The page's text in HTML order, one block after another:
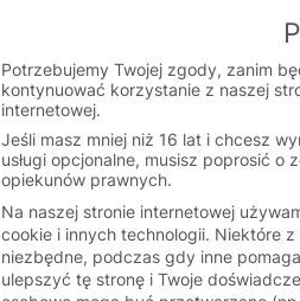
You are currently on the Polish
Potrzebujemy Twojej zgody, zanim
kontynuować korzystanie z naszej
internetowej.
Jeśli masz mniej niż 16 lat i chcesz
usługi opcjonalne, musisz poprosić o
opiekunów prawnych.
Na naszej stronie internetowej
cookie i innych technologii. Niektóre z
niezbędne, podczas gdy inne
ulepszyć tę stronę i Twoje